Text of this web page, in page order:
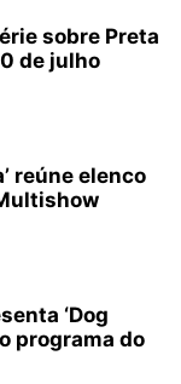
sobre Preta
de julho
reúne elenco
‘Dog
programa do